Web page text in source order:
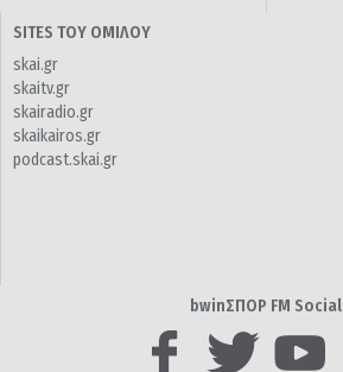
SITES ΤΟΥ ΟΜΙΛΟΥ
skai.gr
skaitv.gr
skairadio.gr
skaikairos.gr
podcast.skai.gr
bwinΣΠΟΡ FM Social